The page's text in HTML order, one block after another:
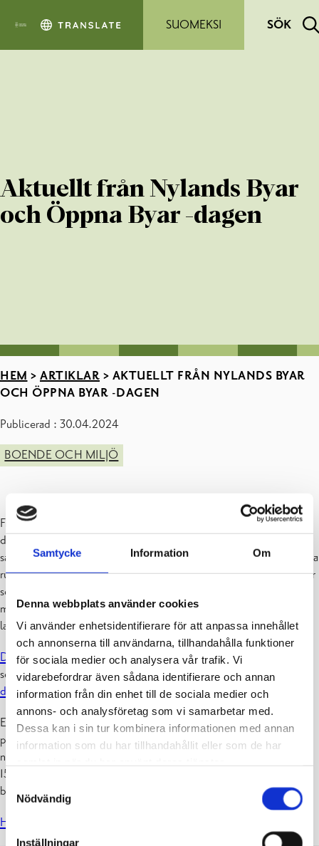
Samtycke Information Om
Denna webbplats använder cookies
Vi använder enhetsidentifierare för att anpassa innehållet
och annonserna till användarna, tillhandahålla funktioner
för sociala medier och analysera vår trafik. Vi
vidarebefordrar även sådana identifierare och annan
information från din enhet till de sociala medier och
annons- och analysföretag som vi samarbetar med.
Dessa kan i sin tur kombinera informationen med annan
information som du har tillhandahållit eller som de har
Nödvändig
Inställningar
SUOMEKSI
SÖK
Aktuellt från Nylands Byar
och Öppna Byar -dagen
HEM > ARTIKLAR > AKTUELLT FRÅN NYLANDS BYAR
OCH ÖPPNA BYAR -DAGEN
Publicerad : 30.04.2024
BOENDE OCH MILJÖ
Finlands största riksomfattande publikevenemang, Öppna Byarnas
dag, ordnas lördagen den 8 juni. Organisatör är Finlands Byar rf i
samarbete med de regionala byaföreningarna och Leader-grupperna
runt om i hela Finland. Evenemanget ger synlighet åt hundratals byar
som huvudattraktioner och närturismmål. Dagen erbjuder en unik
möjlighet att komma nära livet i byn och den finländska
landsbygden.
Du kan anmäla din by senast 12.5.Byarnas evenemang publiceras
senare i maj på Öppna Byars hemsida.Mer info om Öppna Byar -
dagen hittar du här.
Ett nytt nummer av den digitala tidningen Nylands Byar är
publicerad. I tidningen kan du bland annat bekanta dig med Årets
nyländska by som är
150-jubileumsår och hur man ska få mera frivilliga krafter med i
byaföreningarnas verksamhet.
Här kan du läsa om byaverksamheten!